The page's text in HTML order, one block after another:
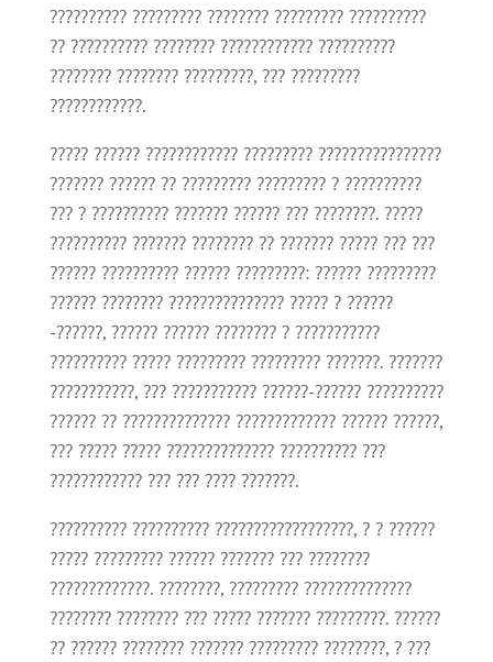
?????????? ????????? ???????? ????????? ??????????
?? ?????????? ???????? ???????????? ??????????
???????? ???????? ?????????, ??? ?????????
????????????.
????? ?????? ???????????? ????????? ????????????????
??????? ?????? ?? ????????? ????????? ? ??????????
??? ? ?????????? ??????? ?????? ??? ????????. ?????
?????????? ??????? ???????? ?? ??????? ????? ??? ???
?????? ?????????? ?????? ?????????: ?????? ?????????
?????? ???????? ??????????????? ????? ? ??????
-??????, ?????? ?????? ???????? ? ???????????
?????????? ????? ????????? ????????? ???????. ???????
???????????, ??? ??????????? ??????-?????? ??????????
?????? ?? ?????????????? ????????????? ?????? ??????,
??? ????? ????? ?????????????? ?????????? ???
???????????? ??? ??? ???? ???????.
?????????? ?????????? ??????????????????, ? ? ??????
????? ????????? ?????? ??????? ??? ????????
?????????????. ????????, ????????? ??????????????
???????? ???????? ??? ????? ??????? ?????????. ??????
?? ?????? ???????? ??????? ????????? ????????, ? ???